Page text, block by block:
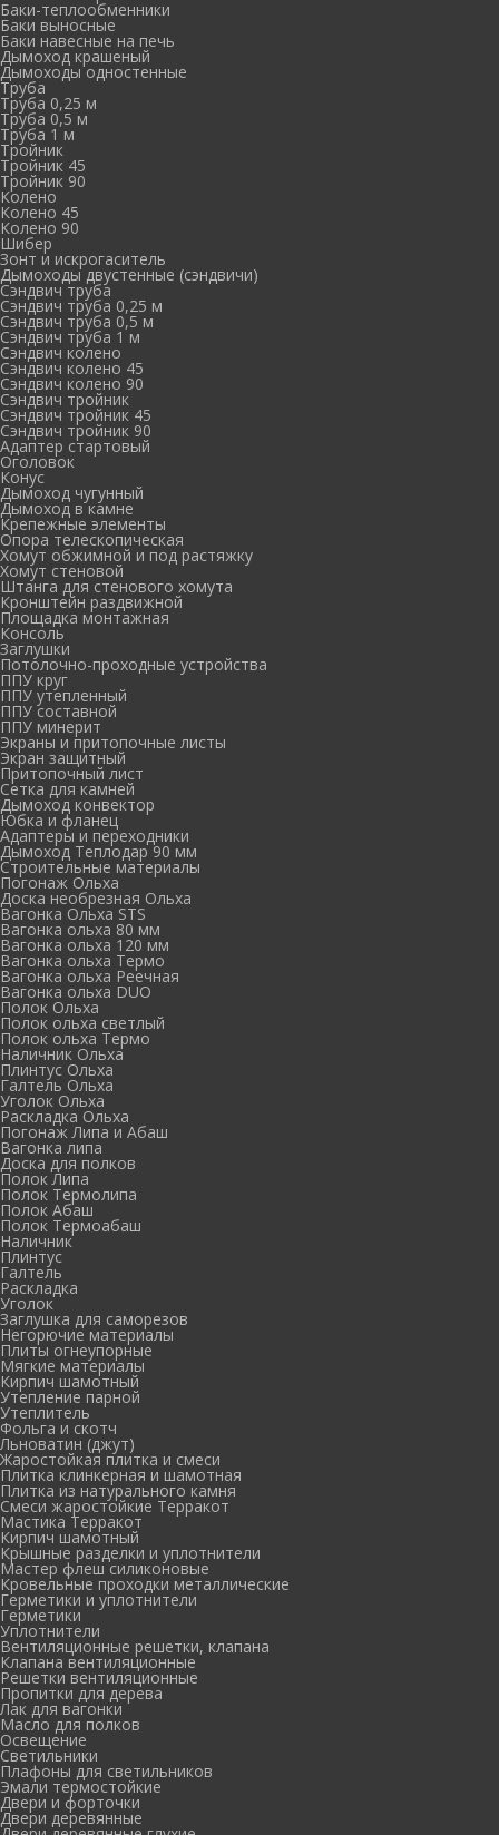
Баки-теплообменники
Баки выносные
Баки навесные на печь
Дымоход крашеный
Дымоходы одностенные
Труба
Труба 0,25 м
Труба 0,5 м
Труба 1 м
Тройник
Тройник 45
Тройник 90
Колено
Колено 45
Колено 90
Шибер
Зонт и искрогаситель
Дымоходы двустенные (сэндвичи)
Сэндвич труба
Сэндвич труба 0,25 м
Сэндвич труба 0,5 м
Сэндвич труба 1 м
Сэндвич колено
Сэндвич колено 45
Сэндвич колено 90
Сэндвич тройник
Сэндвич тройник 45
Сэндвич тройник 90
Адаптер стартовый
Оголовок
Конус
Дымоход чугунный
Дымоход в камне
Крепежные элементы
Опора телескопическая
Хомут обжимной и под растяжку
Хомут стеновой
Штанга для стенового хомута
Кронштейн раздвижной
Площадка монтажная
Консоль
Заглушки
Потолочно-проходные устройства
ППУ круг
ППУ утепленный
ППУ составной
ППУ минерит
Экраны и притопочные листы
Экран защитный
Притопочный лист
Сетка для камней
Дымоход конвектор
Юбка и фланец
Адаптеры и переходники
Дымоход Теплодар 90 мм
Cтроительные материалы
Погонаж Ольха
Доска необрезная Ольха
Вагонка Ольха STS
Вагонка ольха 80 мм
Вагонка ольха 120 мм
Вагонка ольха Термо
Вагонка ольха Реечная
Вагонка ольха DUO
Полок Ольха
Полок ольха светлый
Полок ольха Термо
Наличник Ольха
Плинтус Ольха
Галтель Ольха
Уголок Ольха
Раскладка Ольха
Погонаж Липа и Абаш
Вагонка липа
Доска для полков
Полок Липа
Полок Термолипа
Полок Абаш
Полок Термоабаш
Наличник
Плинтус
Галтель
Раскладка
Уголок
Заглушка для саморезов
Негорючие материалы
Плиты огнеупорные
Мягкие материалы
Кирпич шамотный
Утепление парной
Утеплитель
Фольга и скотч
Льноватин (джут)
Жаростойкая плитка и смеси
Плитка клинкерная и шамотная
Плитка из натурального камня
Смеси жаростойкие Терракот
Мастика Терракот
Кирпич шамотный
Крышные разделки и уплотнители
Мастер флеш силиконовые
Кровельные проходки металлические
Герметики и уплотнители
Герметики
Уплотнители
Вентиляционные решетки, клапана
Клапана вентиляционные
Решетки вентиляционные
Пропитки для дерева
Лак для вагонки
Масло для полков
Освещение
Светильники
Плафоны для светильников
Эмали термостойкие
Двери и форточки
Двери деревянные